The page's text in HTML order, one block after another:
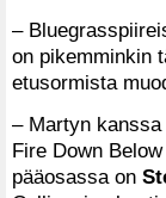
–
on pikemminkin
etusormista
– Martyn
Fire Down
pääosassa on